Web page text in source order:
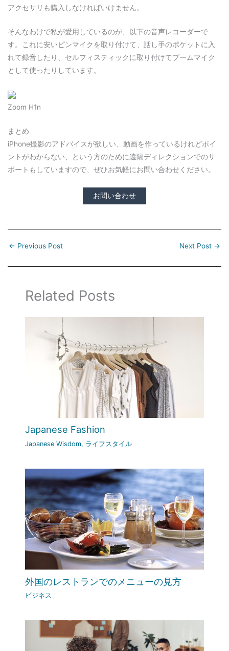
アクセサリも購入しなければいけません。
そんなわけで私が愛用しているのが、以下の音声レコーダーで
す。これに安いピンマイクを取り付けて、話し手のポケットに入
れて録音したり、セルフィスティックに取り付けてブームマイク
として使ったりしています。
Zoom H1n
まとめ
iPhone撮影のアドバイスが欲しい、動画を作っているけれどポイ
ントがわからない、という方のために遠隔ディレクションでのサ
ポートもしていますので、ぜひお気軽にお問い合わせください。
お問い合わせ
← Previous Post Next Post →
Related Posts
Japanese Fashion
Japanese Wisdom, ライフスタイル
外国のレストランでのメニューの見方
ビジネス